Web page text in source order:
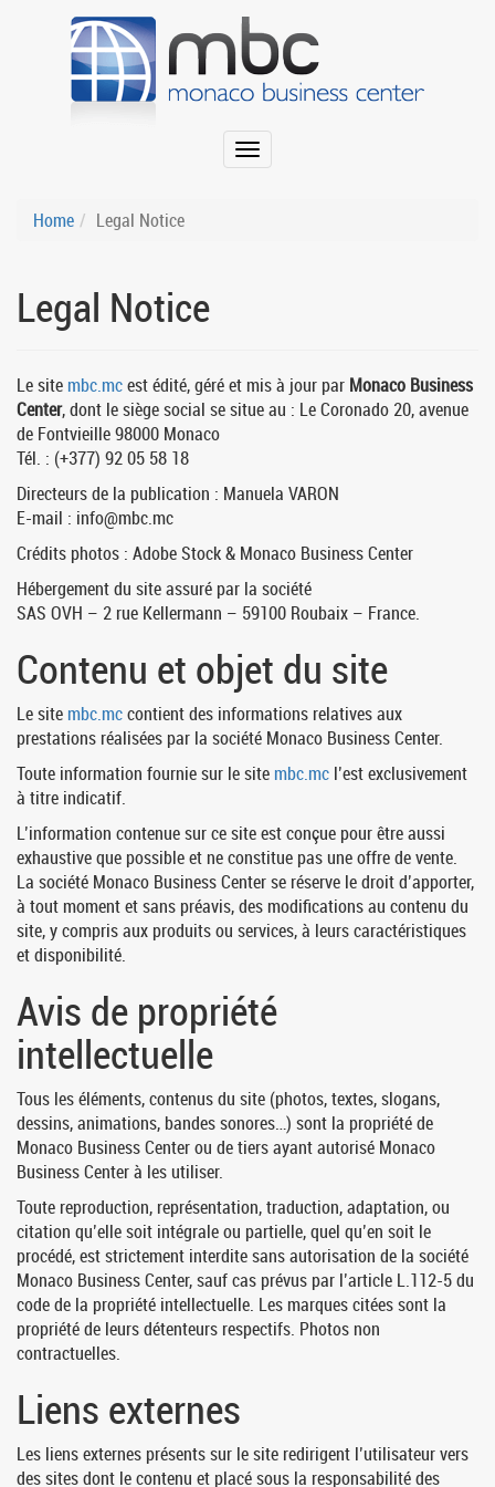
Home Legal Notice
Legal Notice
Le site mbc.mcest édité, géré et mis à jour par Monaco Business
Center, dont le siège social se situe au : Le Coronado 20, avenue
de Fontvieille 98000 Monaco
Tél. : (+377) 92 05 58 18
Directeurs de la publication : Manuela VARON
E-mail : info@mbc.mc
Crédits photos : Adobe Stock & Monaco Business Center
Hébergement du site assuré par la société
SAS OVH – 2 rue Kellermann – 59100 Roubaix – France.
Contenu et objet du site
Le site mbc.mccontient des informations relatives aux
prestations réalisées par la société Monaco Business Center.
Toute information fournie sur le site mbc.mc l’est exclusivement
à titre indicatif.
L’information contenue sur ce site est conçue pour être aussi
exhaustive que possible et ne constitue pas une offre de vente.
La société Monaco Business Center se réserve le droit d’apporter,
à tout moment et sans préavis, des modifications au contenu du
site, y compris aux produits ou services, à leurs caractéristiques
et disponibilité.
Avis de propriété
intellectuelle
Tous les éléments, contenus du site (photos, textes, slogans,
dessins, animations, bandes sonores…) sont la propriété de
Monaco Business Center ou de tiers ayant autorisé Monaco
Business Center à les utiliser.
Toute reproduction, représentation, traduction, adaptation, ou
citation qu’elle soit intégrale ou partielle, quel qu’en soit le
procédé, est strictement interdite sans autorisation de la société
Monaco Business Center, sauf cas prévus par l’article L.112-5 du
code de la propriété intellectuelle. Les marques citées sont la
propriété de leurs détenteurs respectifs. Photos non
contractuelles.
Liens externes
Les liens externes présents sur le site redirigent l’utilisateur vers
des sites dont le contenu et placé sous la responsabilité des